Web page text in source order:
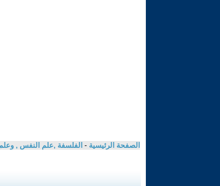
الصفحة الرئيسية - الفلسفة ,علم النفس ,